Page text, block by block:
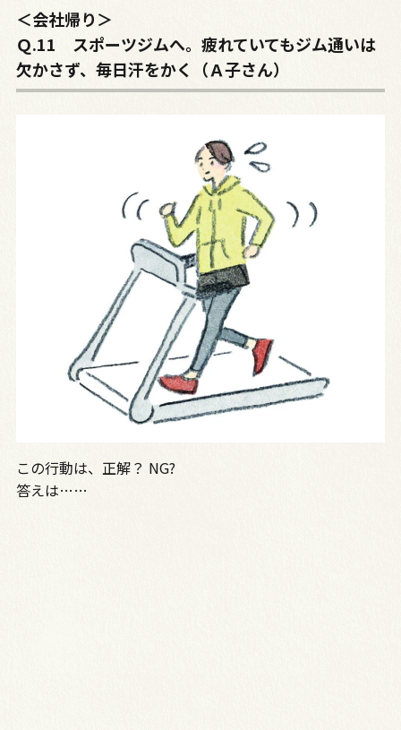
＜会社帰り＞
Ｑ.11 スポーツジムへ。疲れていてもジム通いは
欠かさず、毎日汗をかく（Ａ子さん）
この行動は、正解？ NG?
答えは……